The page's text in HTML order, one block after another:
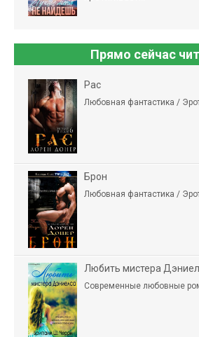
Прямо сейчас
Рас
Любовная фантастика /
Брон
Любовная фантастика /
Любить мистера
Современные любовные